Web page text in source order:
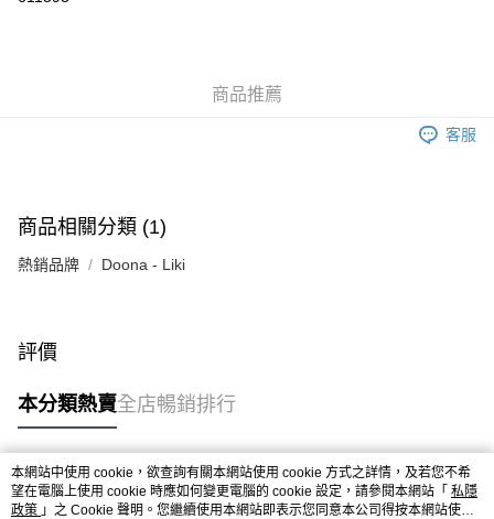
香港配送
每筆HK$55.00，滿HK$800.00或以上免運費
商品推薦
客服
商品相關分類 (1)
熱銷品牌 Doona - Liki
評價
本分類熱賣全店暢銷排行
熱門標籤
本網站中使用 cookie，欲查詢有關本網站使用 cookie 方式之詳情，及若您不希
望在電腦上使用 cookie 時應如何變更電腦的 cookie 設定，請參閱本網站「 私隱
政策 」之 Cookie 聲明。您繼續使用本網站即表示您同意本公司得按本網站使用